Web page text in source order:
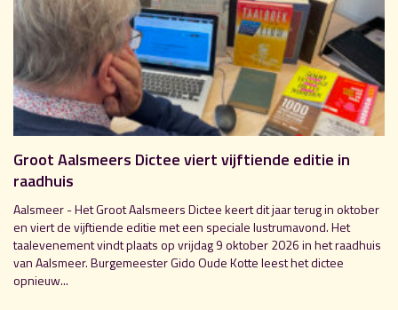
Groot Aalsmeers Dictee viert vijftiende editie in
raadhuis
Aalsmeer - Het Groot Aalsmeers Dictee keert dit jaar terug in oktober
en viert de vijftiende editie met een speciale lustrumavond. Het
taalevenement vindt plaats op vrijdag 9 oktober 2026 in het raadhuis
van Aalsmeer. Burgemeester Gido Oude Kotte leest het dictee
opnieuw...